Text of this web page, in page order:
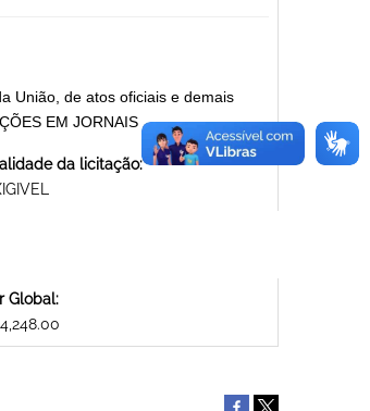
União, de atos oficiais e demais
EM JORNAIS
da licitação:
Global: